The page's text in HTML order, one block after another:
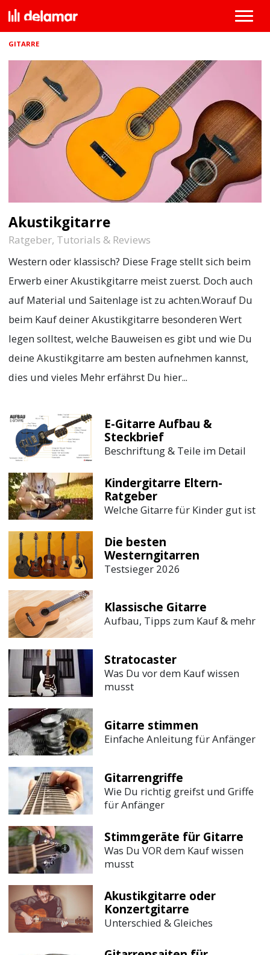
GITARRE
Akustikgitarre
Ratgeber, Tutorials & Reviews
Western oder klassisch? Diese Frage stellt sich beim
Erwerb einer Akustikgitarre meist zuerst. Doch auch
auf Material und Saitenlage ist zu achten.Worauf Du
beim Kauf deiner Akustikgitarre besonderen Wert
legen solltest, welche Bauweisen es gibt und wie Du
deine Akustikgitarre am besten aufnehmen kannst,
dies und vieles Mehr erfährst Du hier...
E-Gitarre Aufbau &
Steckbrief
Beschriftung & Teile im Detail
Kindergitarre Eltern-
Ratgeber
Welche Gitarre für Kinder gut ist
Die besten
Westerngitarren
Testsieger 2026
Klassische Gitarre
Aufbau, Tipps zum Kauf & mehr
Stratocaster
Was Du vor dem Kauf wissen
musst
Gitarre stimmen
Einfache Anleitung für Anfänger
Gitarrengriffe
Wie Du richtig greifst und Griffe
für Anfänger
Stimmgeräte für Gitarre
Was Du VOR dem Kauf wissen
musst
Akustikgitarre oder
Konzertgitarre
Unterschied & Gleiches